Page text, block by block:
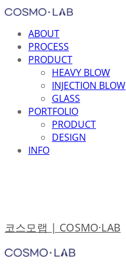
ABOUT
PROCESS
PRODUCT
HEAVY BLOW
INJECTION BLOW
GLASS
PORTFOLIO
PRODUCT
DESIGN
INFO
코스모랩 | COSMO·LAB